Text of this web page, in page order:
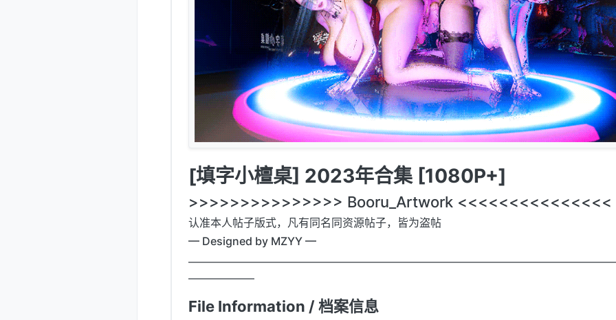
[填字小檀桌] 2023年合集 [1080P+]
>>>>>>>>>>>>>>> Booru_Artwork <<<<<<<<<<<<<<<
认准本人帖子版式，凡有同名同资源帖子，皆为盗帖
— Designed by MZYY —
——————
File Information / 档案信息